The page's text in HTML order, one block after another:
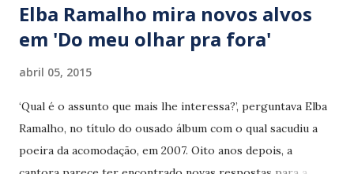
Elba Ramalho mira novos alvos
em 'Do meu olhar pra fora'
abril 05, 2015
‘Qual é o assunto que mais lhe interessa?’, perguntava Elba
Ramalho, no título do ousado álbum com o qual sacudiu a
poeira da acomodação, em 2007. Oito anos depois, a